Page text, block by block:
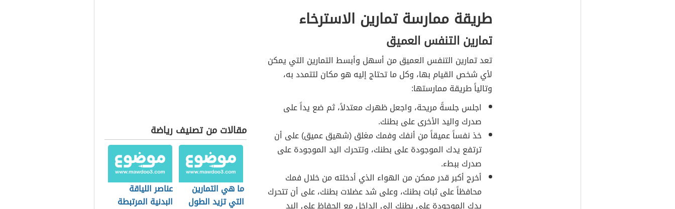
طريقة ممارسة تمارين الاسترخاء
تمارين التنفس العميق
تعد تمارين التنفس العميق من أسهل وأبسط التمارين التي يمكن
لأي شخص القيام بها، وكل ما تحتاج إليه هو مكان لتتمدد به،
وتالياً طريقة ممارستها:
اجلس جلسةً مريحة، واجعل ظهرك معتدلاً، ثم ضع يداً على
صدرك واليد الأخرى على بطنك.
خذ نفساً عميقاً من أنفك وفمك مغلق (شهيق عميق) على أن
ترتفع يدك الموجودة على بطنك، وتتحرك اليد الموجودة على
صدرك ببطء.
أخرج أكبر قدر ممكن من الهواء الذي أدخلته من خلال فمك
محافظاً على ثبات بطنك، وعلى شد عضلات بطنك، على أن تتحرك
يدك الموجودة على بطنك إلى الداخل مع الحفاظ على اليد
مقالات من تصنيف رياضة
ما هي التمارين
التي تزيد الطول
عناصر اللياقة
البدنية المرتبطة